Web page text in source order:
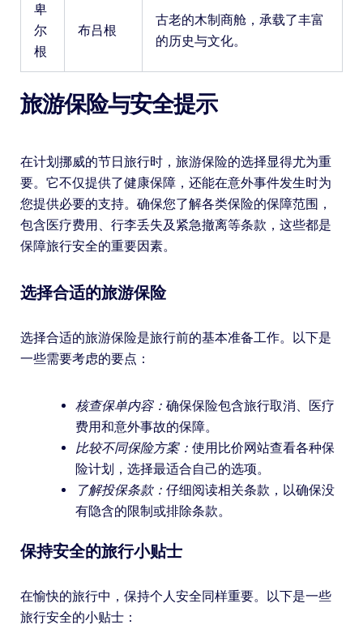
卑
尔
根
布吕根
古老的木制商舱，承载了丰富
的历史与文化。
旅游保险与安全提示
在计划挪威的节日旅行时，旅游保险的选择显得尤为重
要。它不仅提供了健康保障，还能在意外事件发生时为
您提供必要的支持。确保您了解各类保险的保障范围，
包含医疗费用、行李丢失及紧急撤离等条款，这些都是
保障旅行安全的重要因素。
选择合适的旅游保险
选择合适的旅游保险是旅行前的基本准备工作。以下是
一些需要考虑的要点：
核查保单内容： 确保保险包含旅行取消、医疗
费用和意外事故的保障。
比较不同保险方案： 使用比价网站查看各种保
险计划，选择最适合自己的选项。
了解投保条款： 仔细阅读相关条款，以确保没
有隐含的限制或排除条款。
保持安全的旅行小贴士
在愉快的旅行中，保持个人安全同样重要。以下是一些
旅行安全的小贴士：